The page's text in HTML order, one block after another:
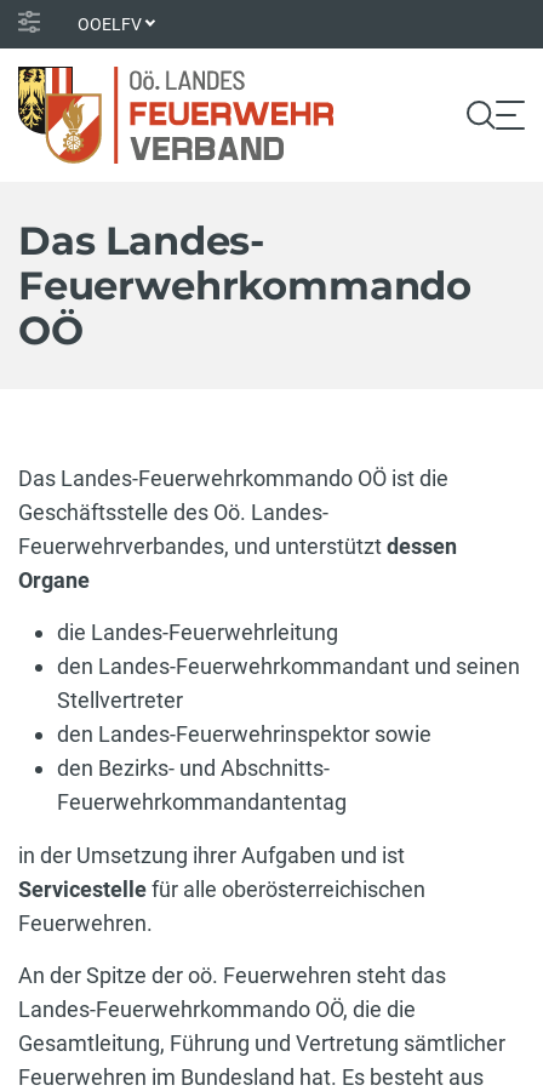
OOELFV
Das Landes-
Feuerwehrkommando
OÖ
Das Landes-Feuerwehrkommando OÖ ist die
Geschäftsstelle des Oö. Landes-
Feuerwehrverbandes, und unterstütztdessen
Organe
die Landes-Feuerwehrleitung
den Landes-Feuerwehrkommandant und seinen
Stellvertreter
den Landes-Feuerwehrinspektor sowie
den Bezirks- und Abschnitts-
Feuerwehrkommandantentag
in der Umsetzung ihrer Aufgaben und ist
Servicestellefür alle oberösterreichischen
Feuerwehren.
An der Spitze der oö. Feuerwehren steht das
Landes-Feuerwehrkommando OÖ, die die
Gesamtleitung, Führung und Vertretung sämtlicher
Feuerwehren im Bundesland hat. Es besteht aus